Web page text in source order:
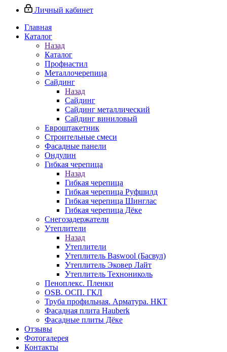
Личный кабинет
Главная
Каталог
Назад
Каталог
Профнастил
Металлочерепица
Сайдинг
Назад
Сайдинг
Сайдинг металлический
Сайдинг виниловый
Евроштакетник
Строительные смеси
Фасадные панели
Ондулин
Гибкая черепица
Назад
Гибкая черепица
Гибкая черепица Руфшилд
Гибкая черепица Шинглас
Гибкая черепица Дёке
Снегозадержатели
Утеплители
Назад
Утеплители
Утеплитель Baswool (Басвул)
Утеплитель Эковер Лайт
Утеплитель Технониколь
Пеноплекс. Пленки
OSB. ОСП. ГКЛ
Труба профильная. Арматура. НКТ
Фасадная плита Hauberk
Фасадные плиты Дёке
Отзывы
Фотогалерея
Контакты